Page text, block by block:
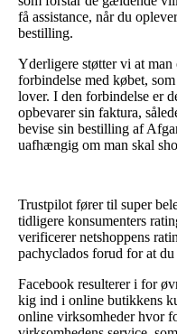
få assistance, når du
bestilling.
Yderligere støtter vi at
forbindelse med købet,
lover. I den forbindelse er
opbevarer sin faktura,
bevise sin bestilling af
uafhængig om man skal
Trustpilot fører til super
tidligere konsumenters
verificerer netshoppens
pachyclados forud for at
Facebook resulterer i for
kig ind i online butikkens
online virksomheder hvor